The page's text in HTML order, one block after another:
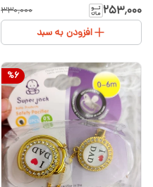
۲۵۳٬۰۰۰ ۳۳۰٬۰۰۰
افزودن به سبد
%6